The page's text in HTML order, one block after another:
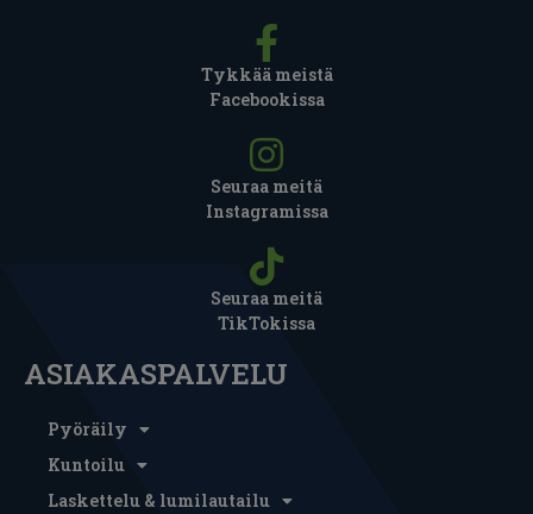
Tykkää meistä
Facebookissa
Seuraa meitä
Instagramissa
Seuraa meitä
TikTokissa
ASIAKASPALVELU
Pyöräily
Kuntoilu
Laskettelu & lumilautailu